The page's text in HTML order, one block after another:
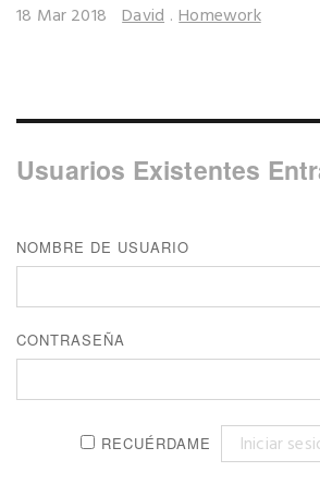
18 Mar 2018 David . Homework
Usuarios Existentes
NOMBRE DE USUARIO
CONTRASEÑA
RECUÉRDAME